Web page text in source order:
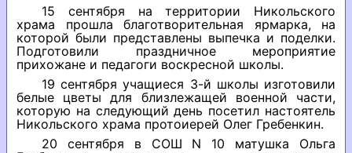
15 сентября на территории Никольского
храма прошла благотворительная ярмарка, на
которой были представлены выпечка и поделки.
Подготовили праздничное мероприятие
прихожане и педагоги воскресной школы.
19 сентября учащиеся 3-й школы изготовили
белые цветы для близлежащей военной части,
которую на следующий день посетил настоятель
Никольского храма протоиерей Олег Гребенкин.
20 сентября в СОШ N 10 матушка Ольга